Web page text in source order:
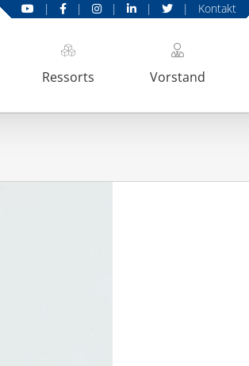
Ressorts Vorstand
| | | | | Kontakt